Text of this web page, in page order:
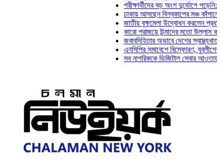
পরীক্ষার্থীদের বড় অংশ দুর্ভোগে পড়েনি: ড.
ঢাকায় আসছেন বিশ্বকাপের মঞ্চ কাঁপানো সেই
জাতীয় বৃক্ষমেলা উদ্বোধন করলেন প্রধানমন্ত্রী
কারো পরাজয়ে উন্মাদের মতো উল্লাস করতে হয়
জবাবদিহিতার অভাবে দেশের স্বাস্থ্যখাত নানা
এনসিপির সমাবেশে বিস্ফোরণ, যুবলীগের দুই
সব নাগরিককে ডিজিটাল সেবার আওতায় আনতে